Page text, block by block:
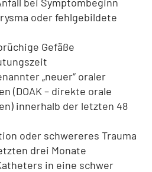
oder fehlgebildete
Gefäße
„neuer“ oraler
(DOAK – direkte orale
innerhalb der letzten 48
oder schwereres Trauma
drei Monate
in eine schwer